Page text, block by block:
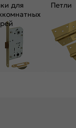
для
Петли